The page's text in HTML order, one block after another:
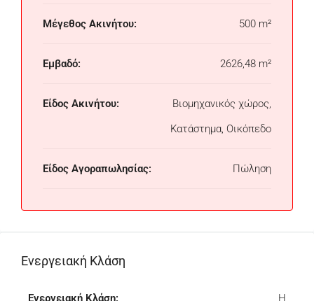
Μέγεθος Ακινήτου: 500 m²
Εμβαδό: 2626,48 m²
Είδος Ακινήτου:
Βιομηχανικός χώρος,
Κατάστημα, Οικόπεδο
Είδος Αγοραπωλησίας: Πώληση
Ενεργειακή Κλάση
Ενεργειακή Κλάση: H